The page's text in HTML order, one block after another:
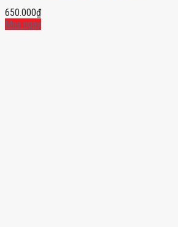
650.000₫
Mua ngay